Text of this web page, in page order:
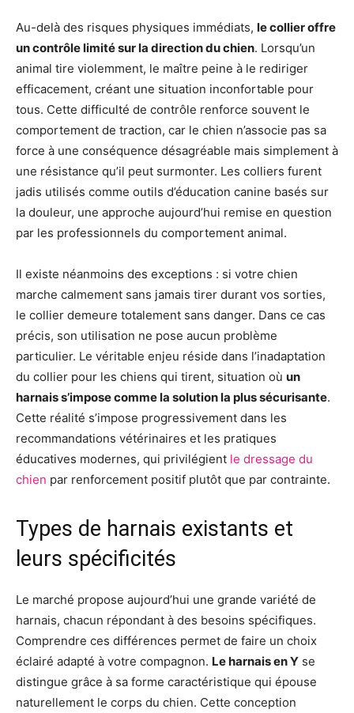
Au-delà des risques physiques immédiats, le collier offre
un contrôle limité sur la direction du chien. Lorsqu’un
animal tire violemment, le maître peine à le rediriger
efficacement, créant une situation inconfortable pour
tous. Cette difficulté de contrôle renforce souvent le
comportement de traction, car le chien n’associe pas sa
force à une conséquence désagréable mais simplement à
une résistance qu’il peut surmonter. Les colliers furent
jadis utilisés comme outils d’éducation canine basés sur
la douleur, une approche aujourd’hui remise en question
par les professionnels du comportement animal.
Il existe néanmoins des exceptions : si votre chien
marche calmement sans jamais tirer durant vos sorties,
le collier demeure totalement sans danger. Dans ce cas
précis, son utilisation ne pose aucun problème
particulier. Le véritable enjeu réside dans l’inadaptation
du collier pour les chiens qui tirent, situation où un
harnais s’impose comme la solution la plus sécurisante.
Cette réalité s’impose progressivement dans les
recommandations vétérinaires et les pratiques
éducatives modernes, qui privilégient le dressage du
chien par renforcement positif plutôt que par contrainte.
Types de harnais existants et
leurs spécificités
Le marché propose aujourd’hui une grande variété de
harnais, chacun répondant à des besoins spécifiques.
Comprendre ces différences permet de faire un choix
éclairé adapté à votre compagnon. Le harnais en Y se
distingue grâce à sa forme caractéristique qui épouse
naturellement le corps du chien. Cette conception